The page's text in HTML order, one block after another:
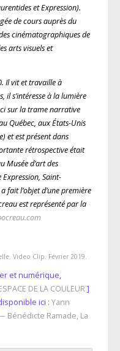
et Expression).
de cours auprès du
cinématographiques de
arts visuels et
Il vit et travaille à
il s’intéresse à la lumière
sur la trame narrative
Québec, aux États-Unis
et est présent dans
rétrospective était
Musée d’art des
Saint-
fait l’objet d’une première
est représenté par la
Video Clip. Février 2019.
et numérique,
DE LA COULEUR]
ici : Yann
Bénédicte Ramade, La